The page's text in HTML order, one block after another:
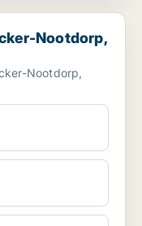
South Holland
Nootdorp,
Nootdorp,